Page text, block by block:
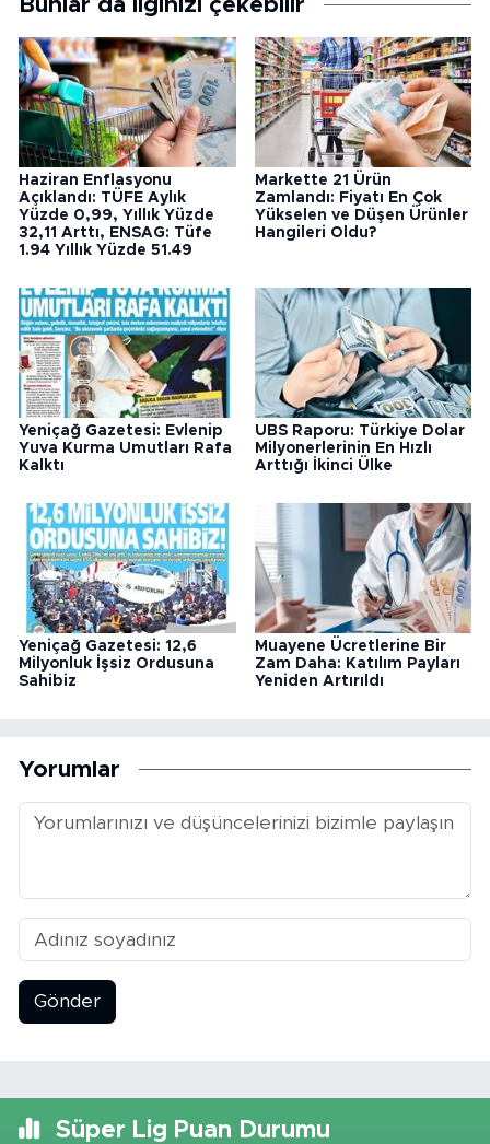
Bunlar da ilginizi çekebilir
Haziran Enflasyonu
Açıklandı: TÜFE Aylık
Yüzde 0,99, Yıllık Yüzde
32,11 Arttı, ENSAG: Tüfe
1.94 Yıllık Yüzde 51.49
Markette 21 Ürün
Zamlandı: Fiyatı En Çok
Yükselen ve Düşen Ürünler
Hangileri Oldu?
Yeniçağ Gazetesi: Evlenip
Yuva Kurma Umutları Rafa
Kalktı
UBS Raporu: Türkiye Dolar
Milyonerlerinin En Hızlı
Arttığı İkinci Ülke
Yeniçağ Gazetesi: 12,6
Milyonluk İşsiz Ordusuna
Sahibiz
Muayene Ücretlerine Bir
Zam Daha: Katılım Payları
Yeniden Artırıldı
Yorumlar
Gönder
Süper Lig Puan Durumu